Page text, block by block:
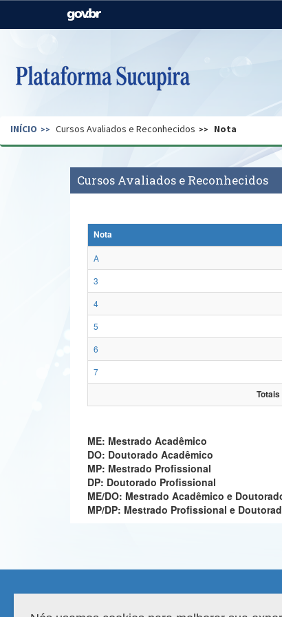
Casa Civil
Pecuária e Abastecimento
Secretaria de Governo Gabinete de
INÍCIO Cursos Avaliados e Reconhecidos Nota
Cursos Avaliados e Reconhecidos
Nota
A
3
4
5
6
7
Totais
ME: Mestrado Acadêmico
DO: Doutorado Acadêmico
MP: Mestrado Profissional
DP: Doutorado Profissional
ME/DO: Mestrado Acadêmico e
MP/DP: Mestrado Profissional e